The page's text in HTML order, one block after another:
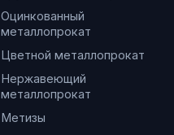
Оцинкованный
металлопрокат
Цветной металлопрокат
Нержавеющий
металлопрокат
Метизы